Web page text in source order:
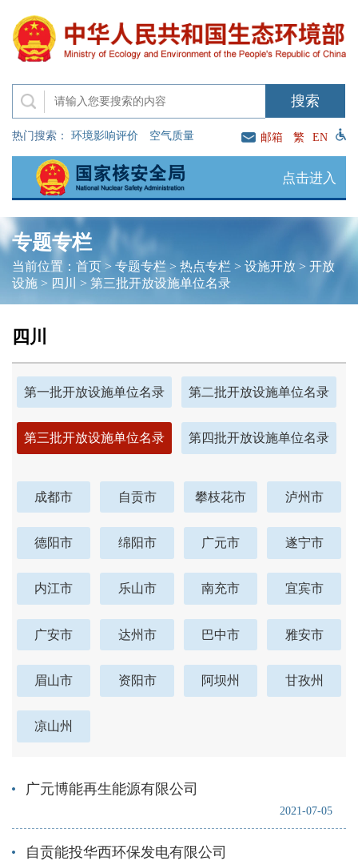
热门搜索： 环境影响评价 空气质量 邮箱 繁 EN
点击进入
专题专栏
当前位置： 首页> 专题专栏> 热点专栏 > 设施开放> 开放
设施> 四川 > 第三批开放设施单位名录
四川
第一批开放设施单位名录 第二批开放设施单位名录
第三批开放设施单位名录 第四批开放设施单位名录
成都市 自贡市 攀枝花市 泸州市
德阳市 绵阳市 广元市 遂宁市
内江市 乐山市 南充市 宜宾市
广安市 达州市 巴中市 雅安市
眉山市 资阳市 阿坝州 甘孜州
凉山州
2021-07-05
广元博能再生能源有限公司
自贡能投华西环保发电有限公司